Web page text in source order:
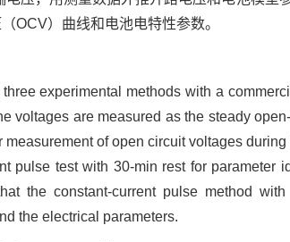
OCV）曲线和电池电特性参数。
experimental methods with a
voltages are measured as the steady
of open circuit voltages
pulse test with 30-min rest for parameter
the constant-current pulse method
the electrical parameters.